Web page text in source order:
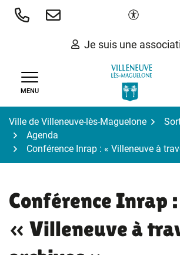
Aller
Je suis une
MENU
Ville de Villeneuve-lès-Maguelone
Agenda
Conférence Inrap : « Villeneuve à
Conférence Inrap :
« Villeneuve à